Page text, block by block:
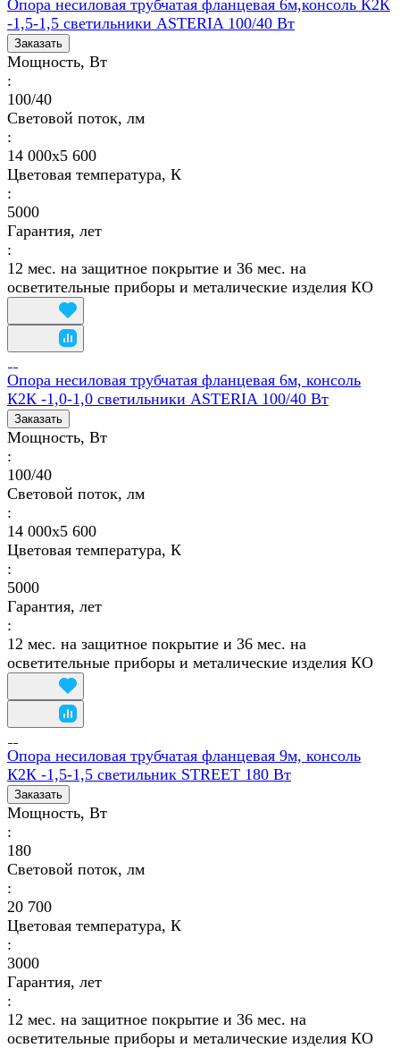
Опора несиловая трубчатая фланцевая 6м,консоль К2К
-1,5-1,5 светильники ASTERIA 100/40 Вт
Заказать
Мощность, Вт
:
100/40
Световой поток, лм
:
14 000х5 600
Цветовая температура, К
:
5000
Гарантия, лет
:
12 мес. на защитное покрытие и 36 мес. на
осветительные приборы и металические изделия КО
Опора несиловая трубчатая фланцевая 6м, консоль
К2К -1,0-1,0 светильники ASTERIA 100/40 Вт
Заказать
Мощность, Вт
:
100/40
Световой поток, лм
:
14 000х5 600
Цветовая температура, К
:
5000
Гарантия, лет
:
12 мес. на защитное покрытие и 36 мес. на
осветительные приборы и металические изделия КО
Опора несиловая трубчатая фланцевая 9м, консоль
К2К -1,5-1,5 светильник STREET 180 Вт
Заказать
Мощность, Вт
:
180
Световой поток, лм
:
20 700
Цветовая температура, К
:
3000
Гарантия, лет
:
12 мес. на защитное покрытие и 36 мес. на
осветительные приборы и металические изделия КО